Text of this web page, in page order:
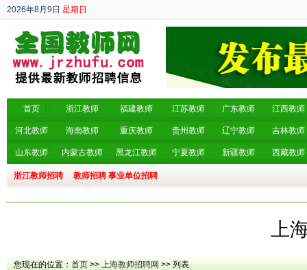
2026年8月9日 星期日
丙午年 六月廿七
首页 浙江教师 福建教师 江苏教师 广东教师 江西教师
河北教师 海南教师 重庆教师 贵州教师 辽宁教师 吉林教师
山东教师 内蒙古教师 黑龙江教师 宁夏教师 新疆教师 西藏教师
浙江教师招聘 教师招聘 事业单位招聘
上
您现在的位置： 首页 >> 上海教师招聘网 >> 列表